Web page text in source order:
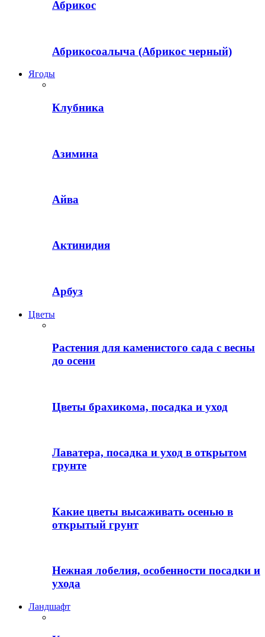
Абрикос
Абрикосоалыча (Абрикос черный)
Ягоды
Клубника
Азимина
Айва
Актинидия
Арбуз
Цветы
Растения для каменистого сада с весны
до осени
Цветы брахикома, посадка и уход
Лаватера, посадка и уход в открытом
грунте
Какие цветы высаживать осенью в
открытый грунт
Нежная лобелия, особенности посадки и
ухода
Ландшафт